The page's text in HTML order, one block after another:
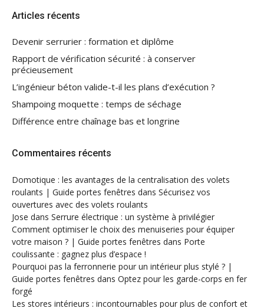
Articles récents
Devenir serrurier : formation et diplôme
Rapport de vérification sécurité : à conserver
précieusement
L’ingénieur béton valide-t-il les plans d’exécution ?
Shampoing moquette : temps de séchage
Différence entre chaînage bas et longrine
Commentaires récents
Domotique : les avantages de la centralisation des volets
roulants | Guide portes fenêtres dans Sécurisez vos
ouvertures avec des volets roulants
Jose dans Serrure électrique : un système à privilégier
Comment optimiser le choix des menuiseries pour équiper
votre maison ? | Guide portes fenêtres dans Porte
coulissante : gagnez plus d’espace !
Pourquoi pas la ferronnerie pour un intérieur plus stylé ? |
Guide portes fenêtres dans Optez pour les garde-corps en fer
forgé
Les stores intérieurs : incontournables pour plus de confort et